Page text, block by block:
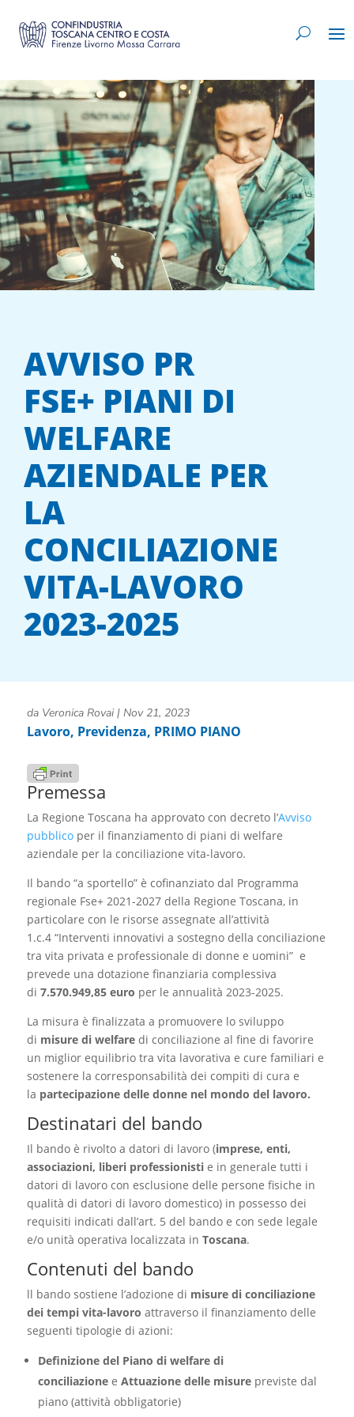
AVVISO PR
FSE+ PIANI DI
WELFARE
AZIENDALE PER
LA
CONCILIAZIONE
VITA-LAVORO
2023-2025
da Veronica Rovai| Nov 21, 2023
Lavoro, Previdenza, PRIMO PIANO
Premessa
La Regione Toscana ha approvato con decreto l’Avviso
pubblicoper il finanziamento di piani di welfare
aziendale per la conciliazione vita-lavoro.
Il bando “a sportello” è cofinanziato dal Programma
regionale Fse+ 2021-2027 della Regione Toscana, in
particolare con le risorse assegnate all’attività
1.c.4 “Interventi innovativi a sostegno della conciliazione
tra vita privata e professionale di donne e uomini” e
prevede una dotazione finanziaria complessiva
di 7.570.949,85 euro per le annualità 2023-2025.
La misura è finalizzata a promuovere lo sviluppo
di misure di welfaredi conciliazione al fine di favorire
un miglior equilibrio tra vita lavorativa e cure familiari e
sostenere la corresponsabilità dei compiti di cura e
la partecipazione delle donne nel mondo del lavoro.
Destinatari del bando
Il bando è rivolto a datori di lavoro (imprese, enti,
associazioni, liberi professionisti e in generale tutti i
datori di lavoro con esclusione delle persone fisiche in
qualità di datori di lavoro domestico) in possesso dei
requisiti indicati dall’art. 5 del bando e con sede legale
e/o unità operativa localizzata in Toscana.
Contenuti del bando
ll bando sostiene l’adozione di misure di conciliazione
dei tempi vita-lavoro attraverso il finanziamento delle
seguenti tipologie di azioni:
Definizione del Piano di welfare di
conciliazione e Attuazione delle misure previste dal
piano (attività obbligatorie)